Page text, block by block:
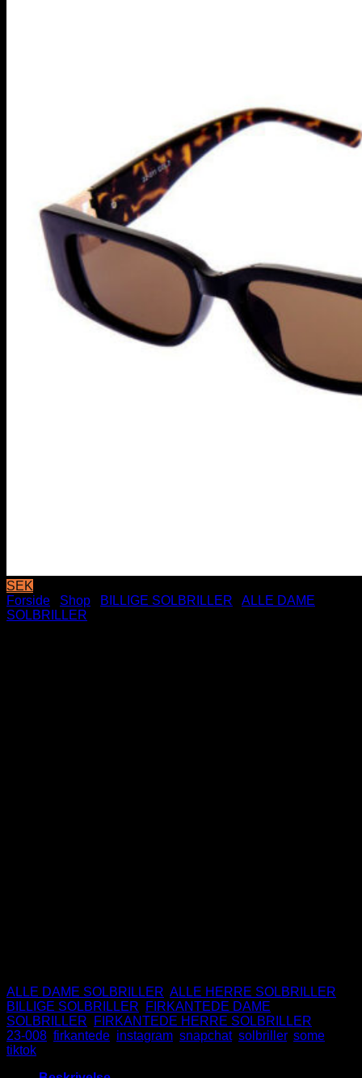
SEK
Forside
Shop BILLIGE SOLBRILLER
ALLE DAME
SOLBRILLER
ALLE DAME SOLBRILLER ALLE HERRE SOLBRILLER
BILLIGE SOLBRILLER
FIRKANTEDE DAME
SOLBRILLER
FIRKANTEDE HERRE SOLBRILLER
23-008 firkantede instagram snapchat, solbriller, some
tiktok